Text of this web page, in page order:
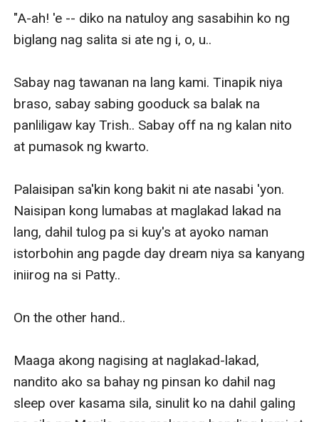
"A-ah! 'e -- diko na natuloy ang sasabihin ko ng
biglang nag salita si ate ng i, o, u..
Sabay nag tawanan na lang kami. Tinapik niya
braso, sabay sabing gooduck sa balak na
panliligaw kay Trish.. Sabay off na ng kalan nito
at pumasok ng kwarto.
Palaisipan sa'kin kong bakit ni ate nasabi 'yon.
Naisipan kong lumabas at maglakad lakad na
lang, dahil tulog pa si kuy's at ayoko naman
istorbohin ang pagde day dream niya sa kanyang
iniirog na si Patty..
On the other hand..
Maaga akong nagising at naglakad-lakad,
nandito ako sa bahay ng pinsan ko dahil nag
sleep over kasama sila, sinulit ko na dahil galing